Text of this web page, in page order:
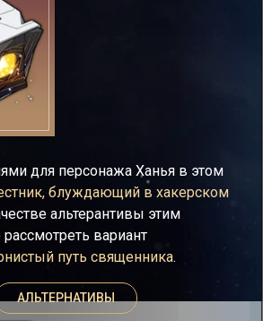
для персонажа Ханья в этом
блуждающий в хакерском
альтерантивы этим
вариант
путь священника.
АЛЬТЕРНАТИВЫ